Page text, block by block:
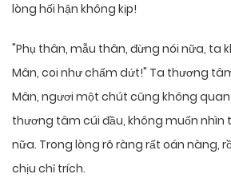
lòng hối hận không kịp!
"Phụ thân, mẫu thân, đừng nói nữa, ta
Mân, coi như chấm dứt!" Ta thương
Mân, ngươi một chút cũng không
thương tâm cúi đầu, không muốn nhìn
nữa. Trong lòng rõ ràng rất oán nàng,
chịu chỉ trích.